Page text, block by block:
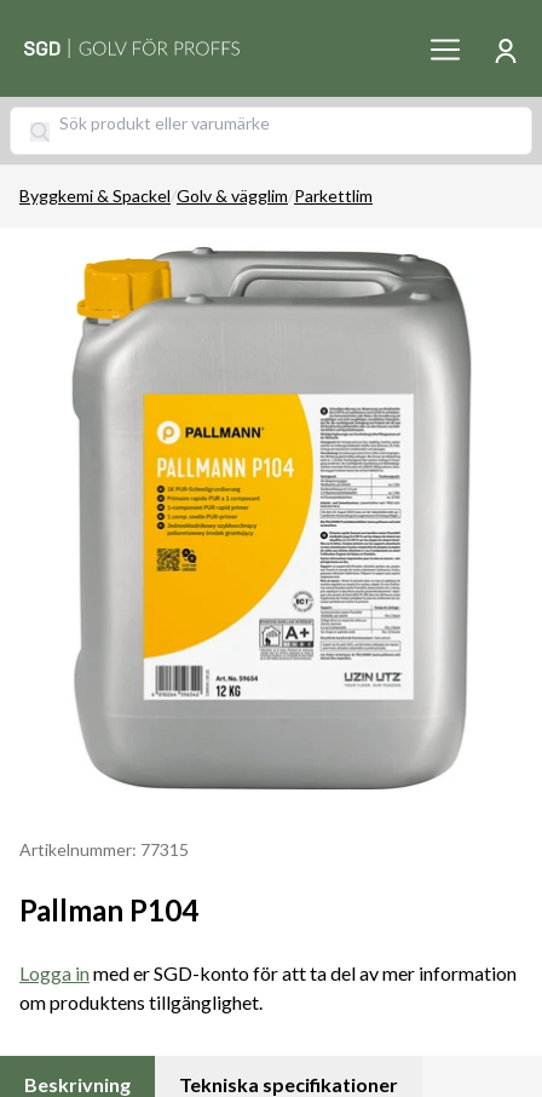
Byggkemi & Spackel/Golv & vägglim/Parkettlim
Artikelnummer: 77315
Pallman P104
Logga inmed er SGD-konto för att ta del av mer information
om produktens tillgänglighet.
Beskrivning Tekniska specifikationer